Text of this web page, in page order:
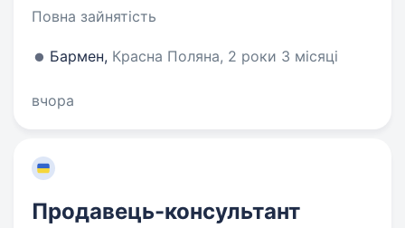
Повна зайнятість
Бармен, Красна Поляна, 2 роки 3 місяці
вчора
Продавець-консультант